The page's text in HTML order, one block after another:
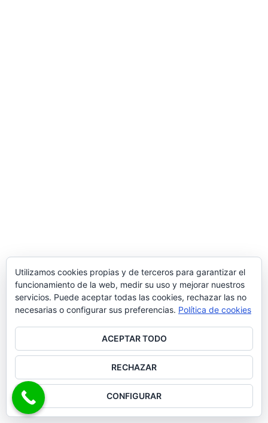
Utilizamos cookies propias y de terceros para garantizar el
funcionamiento de la web, medir su uso y mejorar nuestros
servicios. Puede aceptar todas las cookies, rechazar las no
necesarias o configurar sus preferencias. Política de cookies
ACEPTAR TODO
RECHAZAR
CONFIGURAR